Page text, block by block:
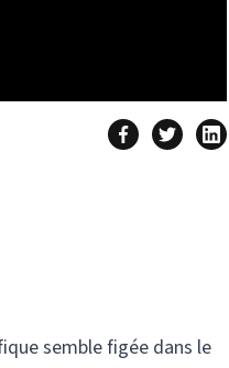
semble figée dans le